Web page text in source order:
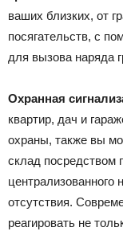
ваших близких, от
посягательств, с
для вызова наряда
Охранная
квартир, дач и
охраны, также вы
склад посредством
отсутствия.
реагировать не